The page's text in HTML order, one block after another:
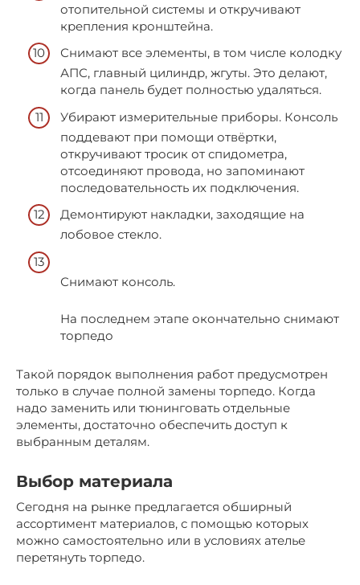
отопительной системы и откручивают
крепления кронштейна.
Снимают все элементы, в том числе колодку
АПС, главный цилиндр, жгуты. Это делают,
когда панель будет полностью удаляться.
Убирают измерительные приборы. Консоль
поддевают при помощи отвёртки,
откручивают тросик от спидометра,
отсоединяют провода, но запоминают
последовательность их подключения.
Демонтируют накладки, заходящие на
лобовое стекло.
Снимают консоль.
На последнем этапе окончательно снимают
торпедо
Такой порядок выполнения работ предусмотрен
только в случае полной замены торпедо. Когда
надо заменить или тюнинговать отдельные
элементы, достаточно обеспечить доступ к
выбранным деталям.
Выбор материала
Сегодня на рынке предлагается обширный
ассортимент материалов, с помощью которых
можно самостоятельно или в условиях ателье
перетянуть торпедо.